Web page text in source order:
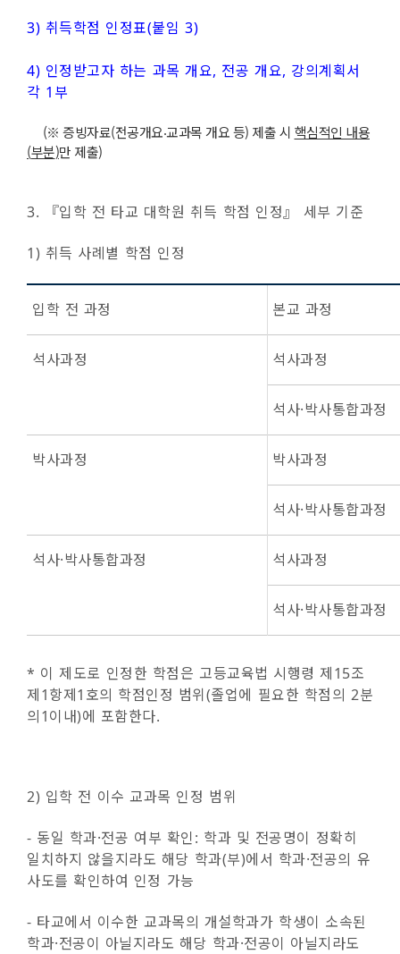
3) 취득학점 인정표(붙임 3)
4) 인정받고자 하는 과목 개요, 전공 개요, 강의계획서
각 1부
(※ 증빙자료(전공개요‧교과목 개요 등) 제출 시 핵심적인 내용
(부분)만 제출)
3. 『입학 전 타교 대학원 취득 학점 인정』 세부 기준
1) 취득 사례별 학점 인정
입학 전 과정 본교 과정
석사과정 석사과정
석사·박사통합과정
박사과정 박사과정
석사·박사통합과정
석사·박사통합과정 석사과정
석사·박사통합과정
* 이 제도로 인정한 학점은 고등교육법 시행령 제15조
제1항제1호의 학점인정 범위(졸업에 필요한 학점의 2분
의1이내)에 포함한다.
2) 입학 전 이수 교과목 인정 범위
- 동일 학과·전공 여부 확인: 학과 및 전공명이 정확히
일치하지 않을지라도 해당 학과(부)에서 학과·전공의 유
사도를 확인하여 인정 가능
- 타교에서 이수한 교과목의 개설학과가 학생이 소속된
학과·전공이 아닐지라도 해당 학과·전공이 아닐지라도